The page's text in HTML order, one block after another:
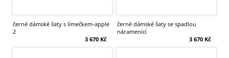
černé dámské šaty s límečkem-apple
2
3 670 Kč
černé dámské šaty se spadlou
náramenící
3 670 Kč